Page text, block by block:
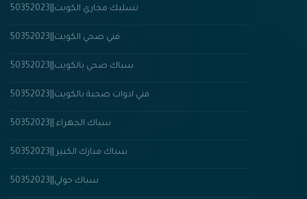
تسليك مجاري الكويت||50352023
فني صحي الكويت||50352023
سباك صحي بالكويت||50352023
فني ادوات صحية بالكويت||50352023
سباك الجهراء ||50352023
سباك مبارك الكبير ||50352023
سباك حولي||50352023